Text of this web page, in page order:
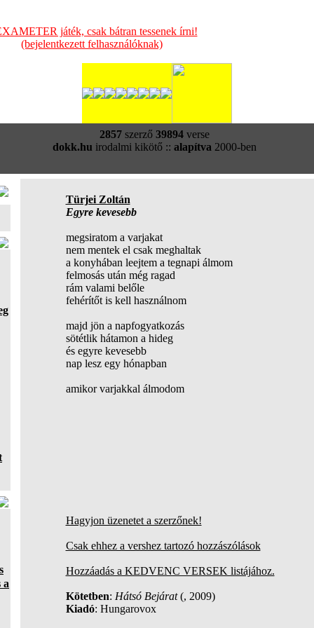
játék, csak bátran tessenek írni!
(bejelentkezett felhasználóknak)
2857szerző 39894verse
dokk.hu irodalmi kikötő :: alapítva 2000-ben
a
Türjei Zoltán
Egyre kevesebb
megsiratom a varjakat
nem mentek el csak meghaltak
a konyhában leejtem a tegnapi álmom
felmosás után még ragad
rám valami belőle
fehérítőt is kell használnom
majd jön a napfogyatkozás
sötétlik hátamon a hideg
és egyre kevesebb
nap lesz egy hónapban
amikor varjakkal álmodom
Hagyjon üzenetet a szerzőnek!
Csak ehhez a vershez tartozó hozzászólások
Hozzáadás a KEDVENC VERSEK listájához.
Kötetben: Hátsó Bejárat(, 2009)
Kiadó: Hungarovox